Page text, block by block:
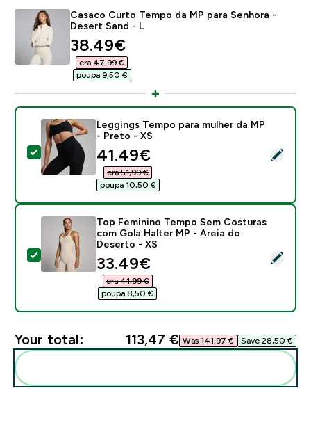
Casaco Curto Tempo da MP para Senhora -
Desert Sand - L
discounted price
38.49€‎
era 47,99 €‎
poupa 9,50 €‎
Select this product - Leggings Tempo para mulher da
Leggings Tempo para mulher da MP
- Preto - XS
discounted price
41.49€‎
era 51,99 €‎
poupa 10,50 €‎
Select this product - Top Feminino Tempo Sem
Top Feminino Tempo Sem Costuras
com Gola Halter MP - Areia do
Deserto - XS
discounted price
33.49€‎
era 41,99 €‎
poupa 8,50 €‎
Your total: 113,47 €‎ Was 141,97 €‎ Save 28,50 €‎